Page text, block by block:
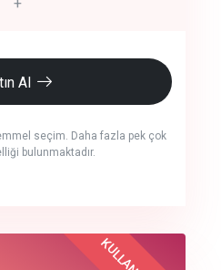
Al
seçim. Daha fazla pek çok
bulunmaktadır.